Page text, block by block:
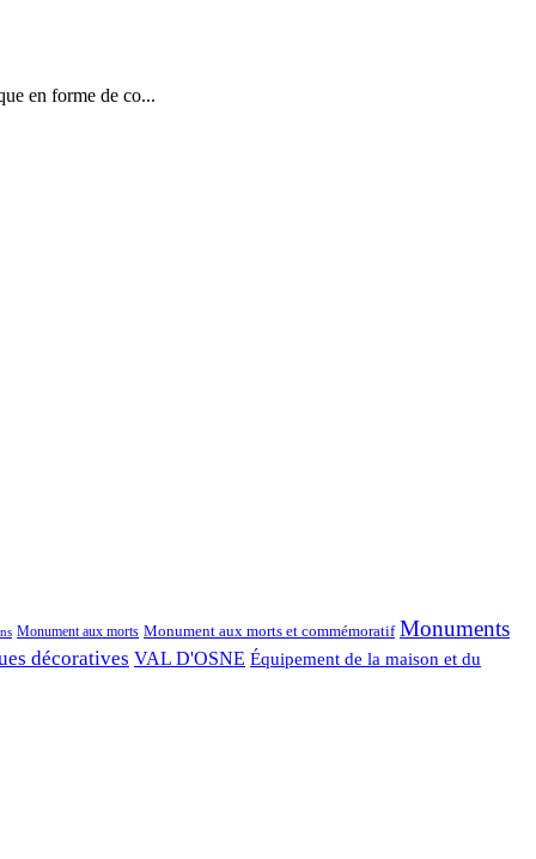
en forme de co...
Monument aux morts Monument aux morts et commémoratif Monuments
décoratives VAL D'OSNE Équipement de la maison et du